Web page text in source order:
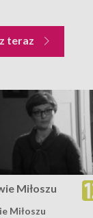
teraz
Miłoszu
Miłoszu